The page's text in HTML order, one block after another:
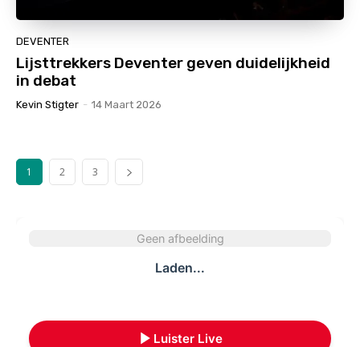
DEVENTER
Lijsttrekkers Deventer geven duidelijkheid
in debat
Kevin Stigter - 14 Maart 2026
1 2 3
Geen afbeelding
Laden...
Luister Live